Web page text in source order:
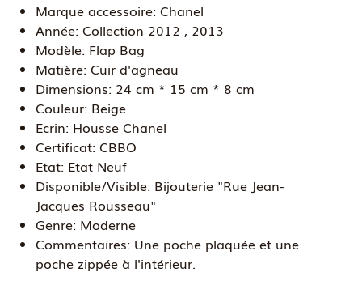
Marque accessoire: Chanel
Année: Collection 2012 , 2013
Modèle: Flap Bag
Matière: Cuir d'agneau
Dimensions: 24 cm * 15 cm * 8 cm
Couleur: Beige
Ecrin: Housse Chanel
Certificat: CBBO
Etat: Etat Neuf
Disponible/Visible: Bijouterie "Rue Jean-
Jacques Rousseau"
Genre: Moderne
Commentaires: Une poche plaquée et une
poche zippée à l'intérieur.